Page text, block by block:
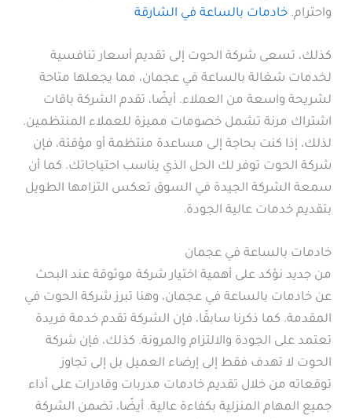
واحترام.خادمات بالساعة في الشارقة
كذلك، تسعى شركة الحوت إلى تقديم أسعار تنافسية
لخدمات شغالة بالساعة في عجمان، مما يجعلها متاحة
لشريحة واسعة من العملاء. أيضًا، تقدم الشركة باقات
اشتراك مرنة تشمل خصومات مميزة للعملاء المنتظمين.
لذلك، إذا كنت بحاجة إلى مساعدة منتظمة أو مؤقتة، فإن
شركة الحوت توفر لك الحل الذي يناسب احتياجاتك. كما أن
سمعة الشركة الجيدة في السوق تعكس التزامها الطويل
بتقديم خدمات عالية الجودة.
خادمات بالساعة في عجمان
من جديد نؤكد على أهمية اختيار شركة موثوقة عند البحث
عن خادمات بالساعة في عجمان، وهنا تبرز شركة الحوت في
المقدمة. كما ذكرنا سابقًا، فإن الشركة تقدم خدمة فريدة
تعتمد على الجودة والالتزام والمرونة. كذلك، فإن شركة
الحوت لا تهدف فقط إلى إرضاء العميل بل إلى تجاوز
توقعاته من خلال تقديم خادمات مدربات وقادرات على أداء
جميع المهام المنزلية بكفاءة عالية. أيضًا، تضمن الشركة